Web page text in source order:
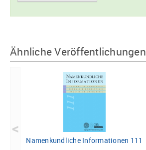
Ähnliche Veröffentlichungen
Namenkundliche Informationen 111
<